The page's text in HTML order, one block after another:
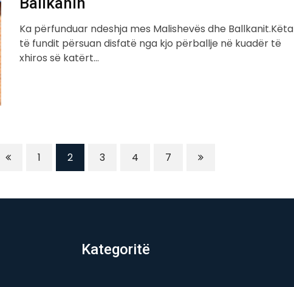
Ka përfunduar ndeshja mes Malishevës dhe Ballkanit.Këta
të fundit përsuan disfatë nga kjo përballje në kuadër të
xhiros së katërt…
1 2 3 4 7
Kategoritë